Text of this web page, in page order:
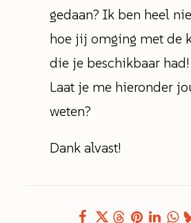
gedaan? Ik ben heel
hoe jij omging met de
die je beschikbaar had!
Laat je me hieronder
weten?
Dank alvast!